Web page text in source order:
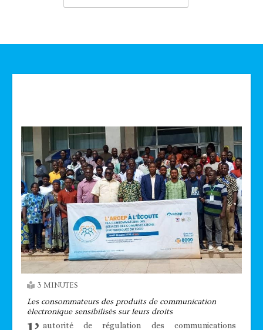
3 MINUTES
Les consommateurs des produits de communication
électronique sensibilisés sur leurs droits
autorité de régulation des communications